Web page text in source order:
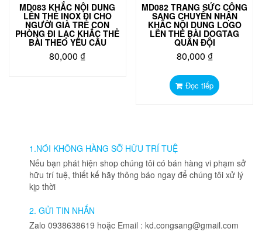
MD083 KHẮC NỘI DUNG
LÊN THẺ INOX ĐI CHO
NGƯỜI GIÀ TRẺ CON
PHÒNG ĐI LẠC KHẮC THẺ
BÀI THEO YÊU CẦU
80,000 ₫
MD082 TRANG SỨC CÔNG
SANG CHUYÊN NHẬN
KHẮC NỘI DUNG LOGO
LÊN THẺ BÀI DOGTAG
QUÂN ĐỘI
80,000 ₫
Đọc tiếp
1.NÓI KHÔNG HÀNG SỠ HỮU TRÍ TUỆ
Nếu bạn phát hiện shop chúng tôi có bán hàng vi phạm sở
hữu trí tuệ, thiết kế hãy thông báo ngay để chúng tôi xử lý
kịp thời
2. GỬI TIN NHẮN
Zalo 0938638619 hoặc Email : kd.congsang@gmail.com